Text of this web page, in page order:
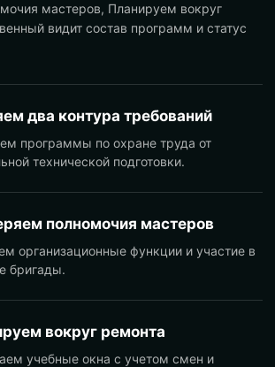
мастеров, Планируем вокруг
видит состав программ и статус
два контура требований
программы по охране труда от
технической подготовки.
полномочия мастеров
организационные функции и участие в
бригады.
вокруг ремонта
учебные окна с учетом смен и